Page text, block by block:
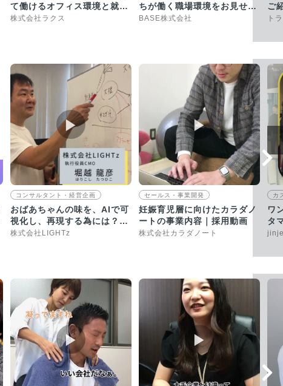
て働けるオフィス環境と就業
環境の整備に取り組んでいま
株式会社ラクス
ちが働く職場環境をお見せし
ます
BASE株式会社
ご
ト
▶︎
コンサルタント・経営企画
おばあちゃんの味を、AIで可
視化し、再現する為には？
【採用動画】
株式会社LIGHTz
▶︎
セールス・事業開発
妊娠育児層に向けたカラダノ
ートの事業内容｜採用動画
株式会社カラダノート
カ
ワ
タ
一
▶︎ ▶︎